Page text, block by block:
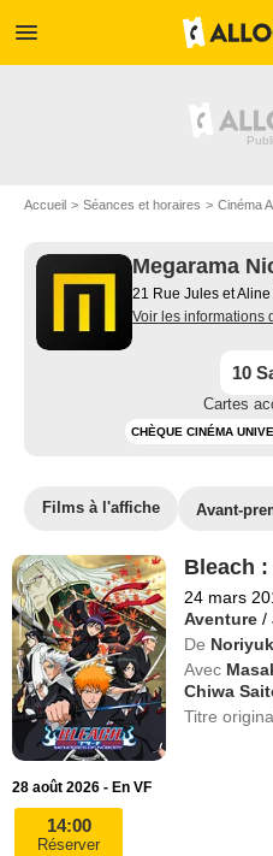
menu
Accueil Séances et horaires Cinéma
Megarama
21 Rue Jules et
Voir les informations
10
Cartes
CHÈQUE CINÉMA
Films à l'affiche Avant-
Bleach
24 mars
Aventure /
De
Avec
Chiwa
Titre
28 août 2026 - En VF
14:00
Réserver